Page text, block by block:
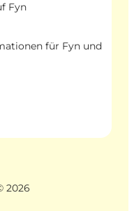
Fyn
für Fyn und
2026